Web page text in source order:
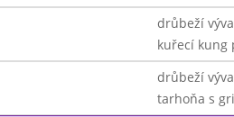
drůbeží
kuřecí kung
drůbeží
tarhoňa s